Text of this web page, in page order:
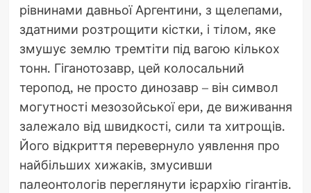
рівнинами давньої Аргентини, з щелепами,
здатними розтрощити кістки, і тілом, яке
змушує землю тремтіти під вагою кількох
тонн. Гіганотозавр, цей колосальний
теропод, не просто динозавр – він символ
могутності мезозойської ери, де виживання
залежало від швидкості, сили та хитрощів.
Його відкриття перевернуло уявлення про
найбільших хижаків, змусивши
палеонтологів переглянути ієрархію гігантів.